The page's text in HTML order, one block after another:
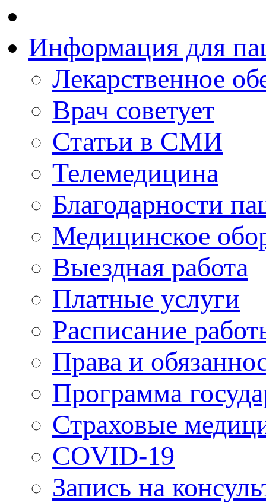
Информация для
Лекарственное
Врач советует
Статьи в СМИ
Телемедицина
Благодарности
Медицинское
Выездная работа
Платные услуги
Расписание
Права и
Программа
Страховые
COVID-19
Запись на